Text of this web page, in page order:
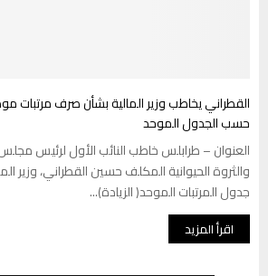
القطراني يخاطب وزير المالية بشأن صرف مرتبات
حسب الجدول الموحد
العنوان – طرابلس خاطب النائب الأول لرئيس مجلس
والثروة الحيوانية المكلف حسين القطراني، وزير
جدول المرتبات الموحد( الزيادة)...
اقرأ المزيد